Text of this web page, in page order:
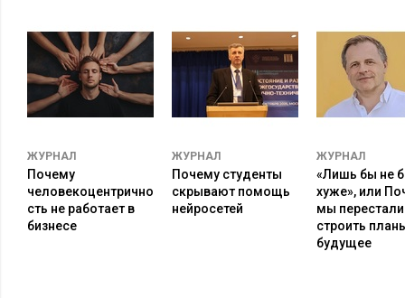
Интересны, так же, будут улицы с высоким трафиком, с
ЖУРНАЛ
Почему
человекоцентрично
сть не работает в
бизнесе
ЖУРНАЛ
Почему студенты
скрывают помощь
нейросетей
ЖУРНАЛ
«Лишь бы не
хуже», или
мы перестали
строить
будущее